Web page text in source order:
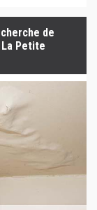
de
Petite